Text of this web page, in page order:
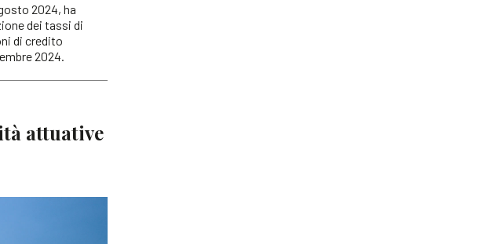
2024, ha
dei tassi di
di credito
2024.
attuative